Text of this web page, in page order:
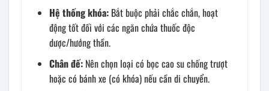
Hệ thống khóa: Bắt buộc phải chắc chắn, hoạt
động tốt đối với các ngăn chứa thuốc độc
dược/hướng thần.
Chân đế: Nên chọn loại có bọc cao su chống trượt
hoặc có bánh xe (có khóa) nếu cần di chuyển.